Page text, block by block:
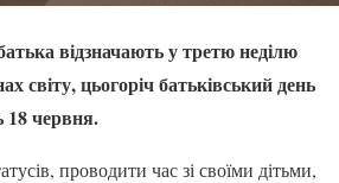
відзначають у третю неділю
світу, цьогоріч батьківський день
18 червня.
проводити час зі своїми дітьми,